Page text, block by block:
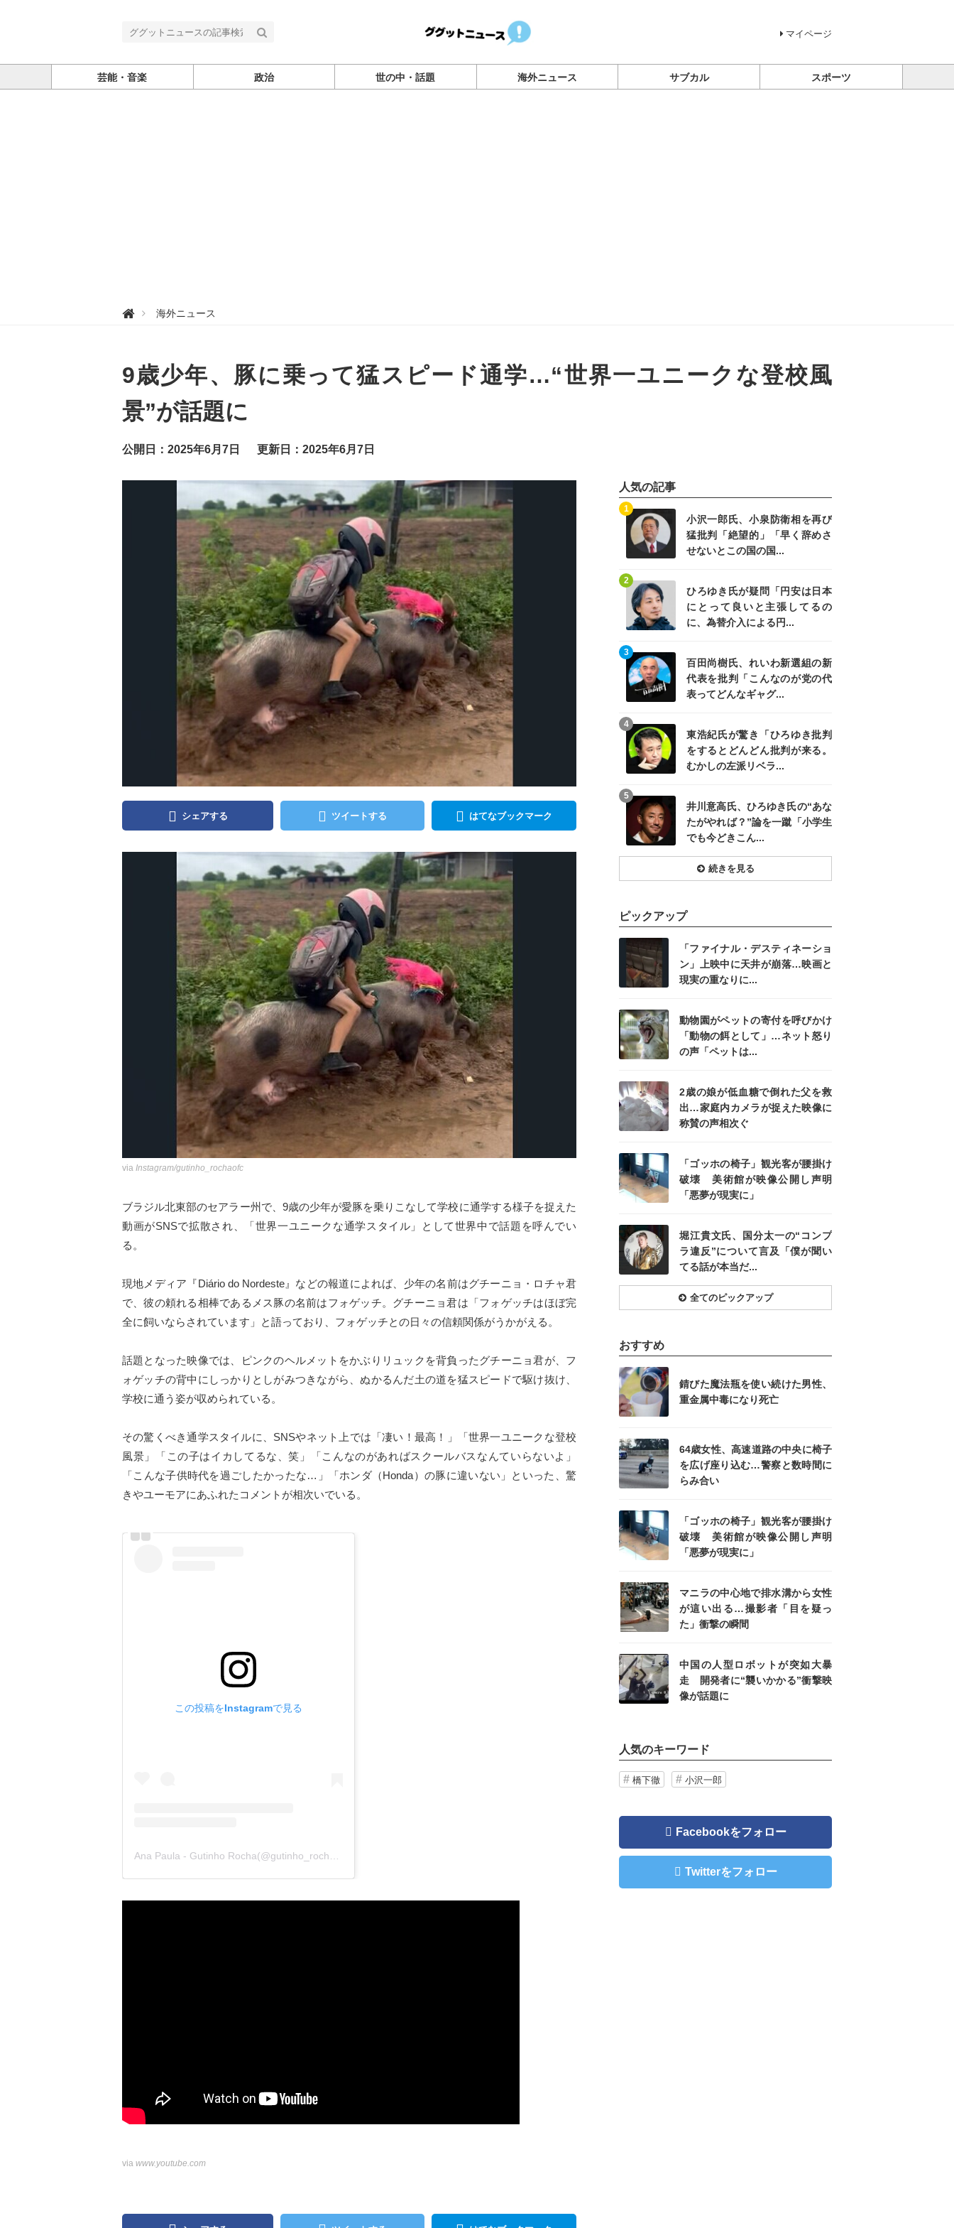
マイページ
芸能・音楽 政治 世の中・話題 海外ニュース サブカル スポーツ
グ
ュ
ー
ス
海外ニュース
9歳少年、豚に乗って猛スピード通学…“世界一ユニークな登校風
景”が話題に
公開日：2025年6月7日 更新日：2025年6月7日
シェアする ツイートする はてなブックマーク
via Instagram/gutinho_rochaofc
ブラジル北東部のセアラー州で、9歳の少年が愛豚を乗りこなして学校に通学する様子を捉えた
動画がSNSで拡散され、「世界一ユニークな通学スタイル」として世界中で話題を呼んでい
る。
現地メディア『Diário do Nordeste』などの報道によれば、少年の名前はグチーニョ・ロチャ君
で、彼の頼れる相棒であるメス豚の名前はフォゲッチ。グチーニョ君は「フォゲッチはほぼ完
全に飼いならされています」と語っており、フォゲッチとの日々の信頼関係がうかがえる。
話題となった映像では、ピンクのヘルメットをかぶりリュックを背負ったグチーニョ君が、フ
ォゲッチの背中にしっかりとしがみつきながら、ぬかるんだ土の道を猛スピードで駆け抜け、
学校に通う姿が収められている。
その驚くべき通学スタイルに、SNSやネット上では「凄い！最高！」「世界一ユニークな登校
風景」「この子はイカしてるな、笑」「こんなのがあればスクールバスなんていらないよ」
「こんな子供時代を過ごしたかったな…」「ホンダ（Honda）の豚に違いない」といった、驚
きやユーモアにあふれたコメントが相次いでいる。
この投稿をInstagramで見る
Ana Paula - Gutinho Rocha(@gutinho_rochaofc)がシェアした投稿
via www.youtube.com
人気の記事
小沢一郎氏、小泉防衛相を再び
猛批判「絶望的」「早く辞めさ
せないとこの国の国...
1
ひろゆき氏が疑問「円安は日本
にとって良いと主張してるの
に、為替介入による円...
2
百田尚樹氏、れいわ新選組の新
代表を批判「こんなのが党の代
表ってどんなギャグ...
3
東浩紀氏が驚き「ひろゆき批判
をするとどんどん批判が来る。
むかしの左派リベラ...
4
井川意高氏、ひろゆき氏の“あな
たがやれば？”論を一蹴「小学生
でも今どきこん...
5
続きを見る
ピックアップ
「ファイナル・デスティネーショ
ン」上映中に天井が崩落…映画と
現実の重なりに...
動物園がペットの寄付を呼びかけ
「動物の餌として」…ネット怒り
の声「ペットは...
2歳の娘が低血糖で倒れた父を救
出…家庭内カメラが捉えた映像に
称賛の声相次ぐ
「ゴッホの椅子」観光客が腰掛け
破壊 美術館が映像公開し声明
「悪夢が現実に」
堀江貴文氏、国分太一の“コンプ
ラ違反”について言及「僕が聞い
てる話が本当だ...
記事を読む
全てのピックアップ
おすすめ
錆びた魔法瓶を使い続けた男性、
重金属中毒になり死亡
記事を読む
64歳女性、高速道路の中央に椅子
を広げ座り込む…警察と数時間に
らみ合い
記事を読む
「ゴッホの椅子」観光客が腰掛け
破壊 美術館が映像公開し声明
「悪夢が現実に」
マニラの中心地で排水溝から女性
が這い出る…撮影者「目を疑っ
た」衝撃の瞬間
中国の人型ロボットが突如大暴
走 開発者に“襲いかかる”衝撃映
像が話題に
人気のキーワード
橋下徹 小沢一郎
Facebookをフォロー
Twitterをフォロー